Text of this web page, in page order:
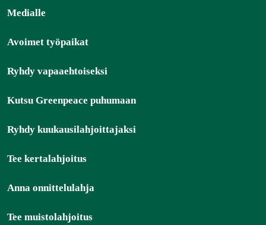
Medialle
Avoimet työpaikat
Ryhdy vapaaehtoiseksi
Kutsu Greenpeace puhumaan
Ryhdy kuukausilahjoittajaksi
Tee kertalahjoitus
Anna onnittelulahja
Tee muistolahjoitus